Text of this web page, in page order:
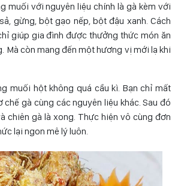
muối với nguyên liệu chính là gà kèm với
gừng, bột gạo nếp, bột đậu xanh. Cách
giúp gia đình được thưởng thức món ăn
Mà còn mang đến một hương vị mới lạ khi
muối hột không quá cầu kì. Bạn chỉ mất
chế gà cùng các nguyên liệu khác. Sau đó
chiên gà là xong. Thực hiện vô cùng đơn
lại ngon mê lý luôn.